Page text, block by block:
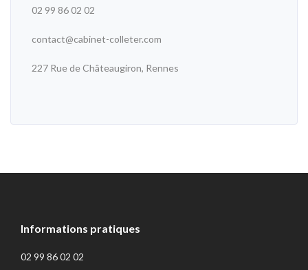
02 99 86 02 02
contact@cabinet-colleter.com
227 Rue de Châteaugiron, Rennes
Informations pratiques
02 99 86 02 02